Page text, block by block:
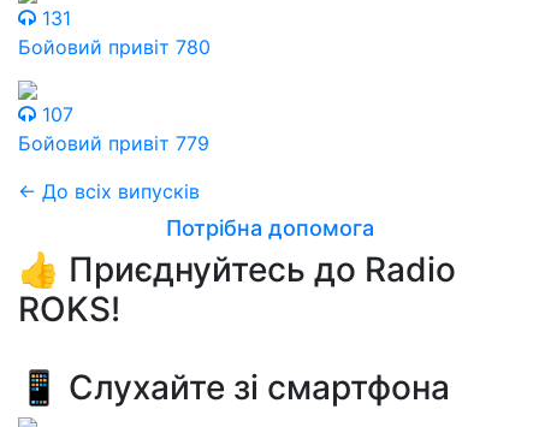
131
Бойовий привіт 780
107
Бойовий привіт 779
← До всіх випусків
Потрібна допомога
👍 Приєднуйтесь до Radio
ROKS!
📱 Слухайте зі смартфона